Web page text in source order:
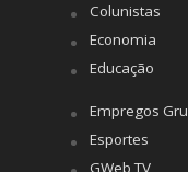
Colunistas
Economia
Educação
Empregos Gru
Esportes
GWeb TV